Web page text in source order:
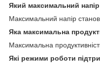
Який максимальний
Максимальний напір
Яка максимальна
Максимальна
Які режими роботи